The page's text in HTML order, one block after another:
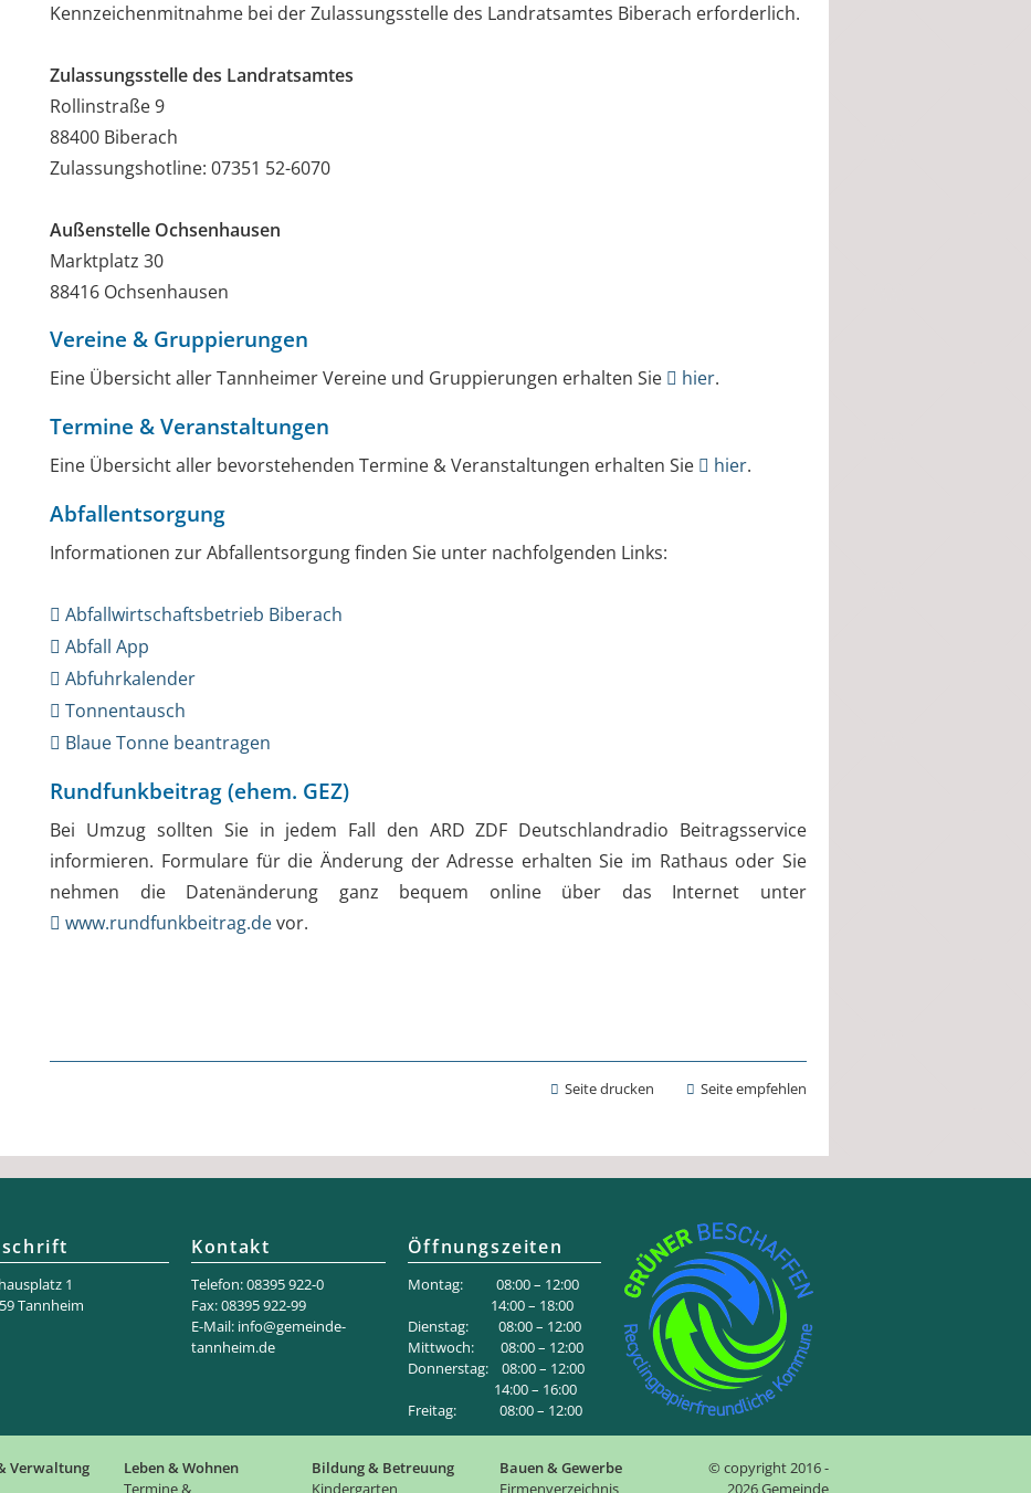
Kennzeichenmitnahme bei der Zulassungsstelle des Landratsamtes Biberach erforderlich.
Zulassungsstelle des Landratsamtes
Rollinstraße 9
88400 Biberach
Zulassungshotline: 07351 52-6070
Außenstelle Ochsenhausen
Marktplatz 30
88416 Ochsenhausen
Vereine & Gruppierungen
Eine Übersicht aller Tannheimer Vereine und Gruppierungen erhalten Sie hier.
Termine & Veranstaltungen
Eine Übersicht aller bevorstehenden Termine & Veranstaltungen erhalten Sie hier.
Abfallentsorgung
Informationen zur Abfallentsorgung finden Sie unter nachfolgenden Links:
Abfallwirtschaftsbetrieb Biberach
Abfall App
Abfuhrkalender
Tonnentausch
Blaue Tonne beantragen
Rundfunkbeitrag (ehem. GEZ)
Bei Umzug sollten Sie in jedem Fall den ARD ZDF Deutschlandradio Beitragsservice
informieren. Formulare für die Änderung der Adresse erhalten Sie im Rathaus oder Sie
nehmen die Datenänderung ganz bequem online über das Internet unter
www.rundfunkbeitrag.devor.
Seite drucken Seite empfehlen
1
Tannheim
Kontakt
Telefon: 08395 922-0
Fax: 08395 922-99
E-Mail: info@gemeinde-
tannheim.de
Öffnungszeiten
Montag: 08:00 – 12:00
14:00 – 18:00
Dienstag: 08:00 – 12:00
Mittwoch: 08:00 – 12:00
Donnerstag: 08:00 – 12:00
14:00 – 16:00
Freitag: 08:00 – 12:00
Verwaltung
Leben & Wohnen
Termine &
Bildung & Betreuung
Kindergarten
Bauen & Gewerbe
Firmenverzeichnis
© copyright 2016 -
2026 Gemeinde